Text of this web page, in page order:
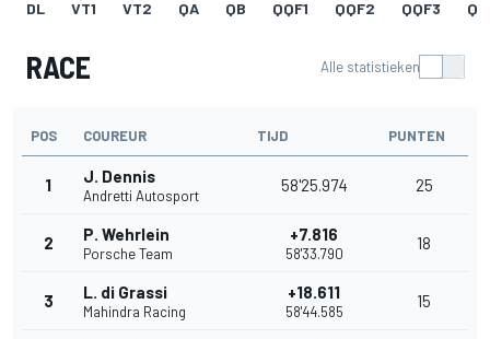
DL VT1 VT2 QA QB QQF1 QQF2 QQF3
RACE Alle statistieken
POS COUREUR TIJD PUNTEN
1 J. Dennis
Andretti Autosport
58'25.974 25
2 P. Wehrlein
Porsche Team
+7.816
58'33.790
18
3 L. di Grassi
Mahindra Racing
+18.611
58'44.585
15